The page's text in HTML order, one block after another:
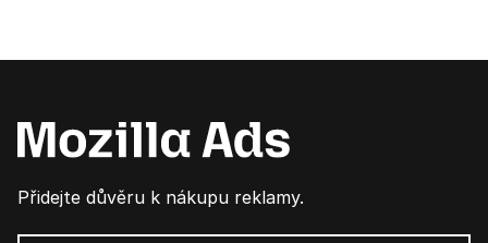
Přidejte důvěru k nákupu reklamy.